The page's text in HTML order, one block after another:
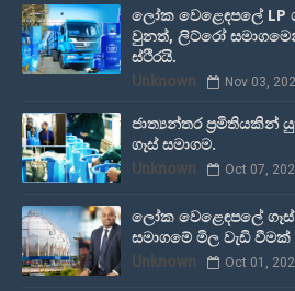
ලෝක වෙළෙඳපලේ LP
වුනත්, ලිට්රෝ
ස්ථිරයි.
Unknown Nov 03,
ජාත්‍යන්තර ප්‍රමිතියකින්
ගෑස් සමාගම.
Unknown Oct 07,
ලෝක වෙළෙඳපලේ
සමාගමේ මිල වැඩි
Unknown Oct 01,